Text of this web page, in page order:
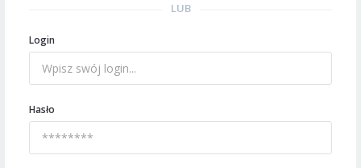
LUB
Login
Hasło